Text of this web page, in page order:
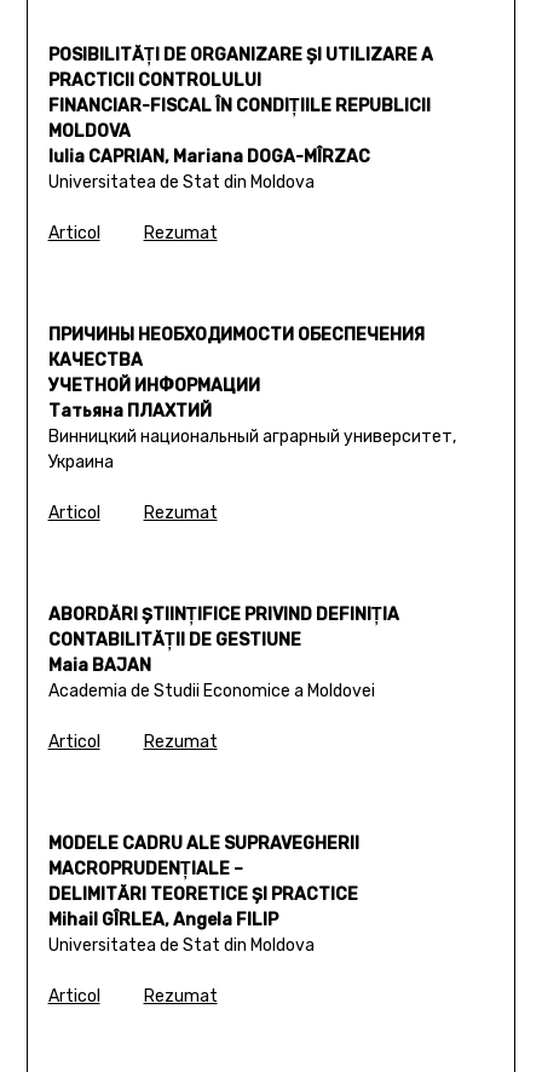
POSIBILITĂŢI DE ORGANIZARE ŞI UTILIZARE A
PRACTICII CONTROLULUI
FINANCIAR-FISCAL ÎN CONDIŢIILE REPUBLICII
MOLDOVA
Iulia CAPRIAN, Mariana DOGA-MÎRZAC
Universitatea de Stat din Moldova
Articol Rezumat
ПРИЧИНЫ НЕОБХОДИМОСТИ ОБЕСПЕЧЕНИЯ
КАЧЕСТВА
УЧЕТНОЙ ИНФОРМАЦИИ
Татьяна ПЛАХТИЙ
Винницкий национальный аграрный университет,
Украина
Articol Rezumat
ABORDĂRI ŞTIINŢIFICE PRIVIND DEFINIŢIA
CONTABILITĂŢII DE GESTIUNE
Maia BAJAN
Academia de Studii Economice a Moldovei
Articol Rezumat
MODELE CADRU ALE SUPRAVEGHERII
MACROPRUDENŢIALE –
DELIMITĂRI TEORETICE ŞI PRACTICE
Mihail GÎRLEA, Angela FILIP
Universitatea de Stat din Moldova
Articol Rezumat